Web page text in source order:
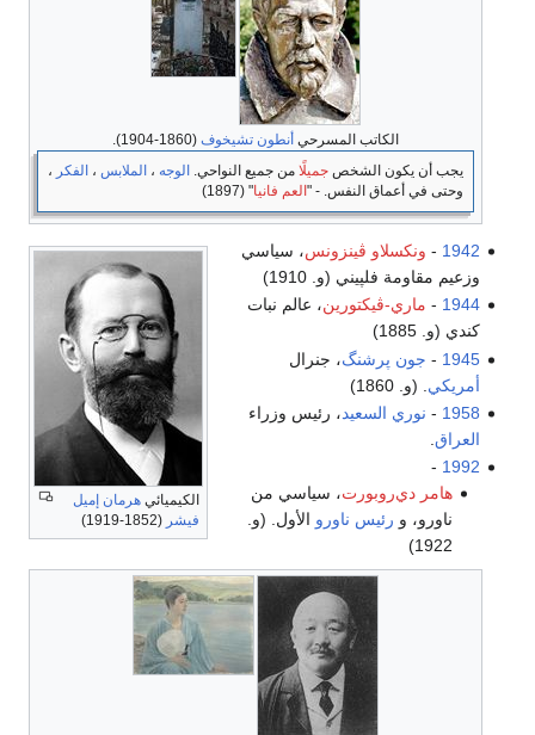
الكاتب المسرحي أنطون تشيخوف(1860-1904).
يجب أن يكون الشخص جميلًامن جميع النواحي. الوجه ، الملابس ، الفكر ،
وحتى في أعماق النفس. - "العم فانيا" (1897)
الكيميائي هرمان إميل
فيشر (1852-1919)
1942
- ونكسلاو ڤينزونس، سياسي
وزعيم مقاومة فلپيني (و. 1910)
1944
- ماري-ڤيكتورين، عالم نبات
كندي (و. 1885)
1945
- جون پرشنگ، جنرال
أمريكي . (و. 1860)
1958
- نوري السعيد، رئيس وزراء
العراق
1992
-
هامر دي‌روبورت، سياسي من
ناورو، و رئيس ناورو الأول. (و.
1922)